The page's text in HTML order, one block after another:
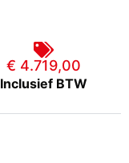
€ 4.719,00
Inclusief BTW